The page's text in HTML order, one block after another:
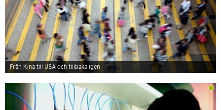
Från Kina till USA och tillbaka igen